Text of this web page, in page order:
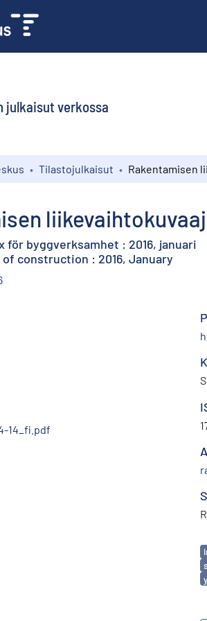
julkaisut verkossa
Tilastojulkaisut
för byggverksamhet : 2016, januari
construction : 2016, January
14_fi.pdf